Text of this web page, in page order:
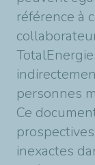
référence à
personnes
Ce
inexactes